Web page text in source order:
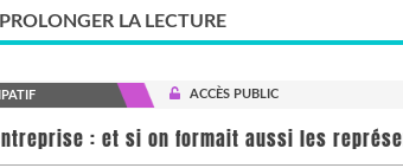
LA LECTURE
ACCÈS PUBLIC
: et si on formait aussi les